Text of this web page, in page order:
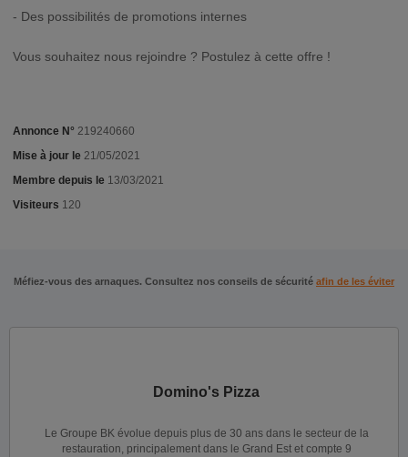
- Des possibilités de promotions internes
Vous souhaitez nous rejoindre ? Postulez à cette offre !
Annonce N° 219240660
Mise à jour le 21/05/2021
Membre depuis le 13/03/2021
Visiteurs 120
Méfiez-vous des arnaques. Consultez nos conseils de sécurité afin de les éviter
Domino's Pizza
Le Groupe BK évolue depuis plus de 30 ans dans le secteur de la
restauration, principalement dans le Grand Est et compte 9